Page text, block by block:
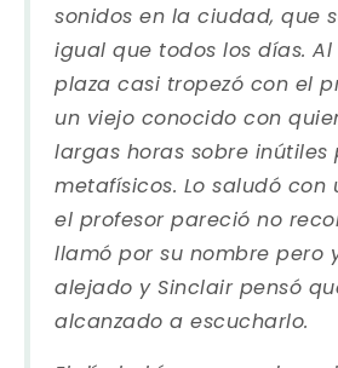
sonidos en la ciudad, que
igual que todos los días.
plaza casi tropezó con el
un viejo conocido con
largas horas sobre inútiles
metafísicos. Lo saludó con
el profesor pareció no
llamó por su nombre pero
alejado y Sinclair pensó
alcanzado a escucharlo.